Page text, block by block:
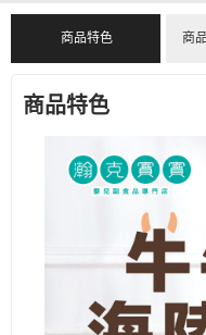
商品特色 商
商品特色